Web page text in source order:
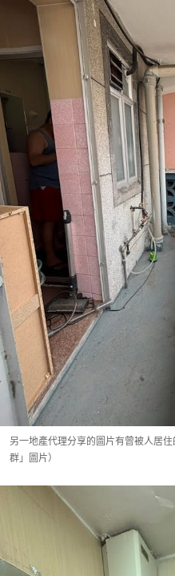
另一地產代理分享的圖片有曾被人居
群」圖片）